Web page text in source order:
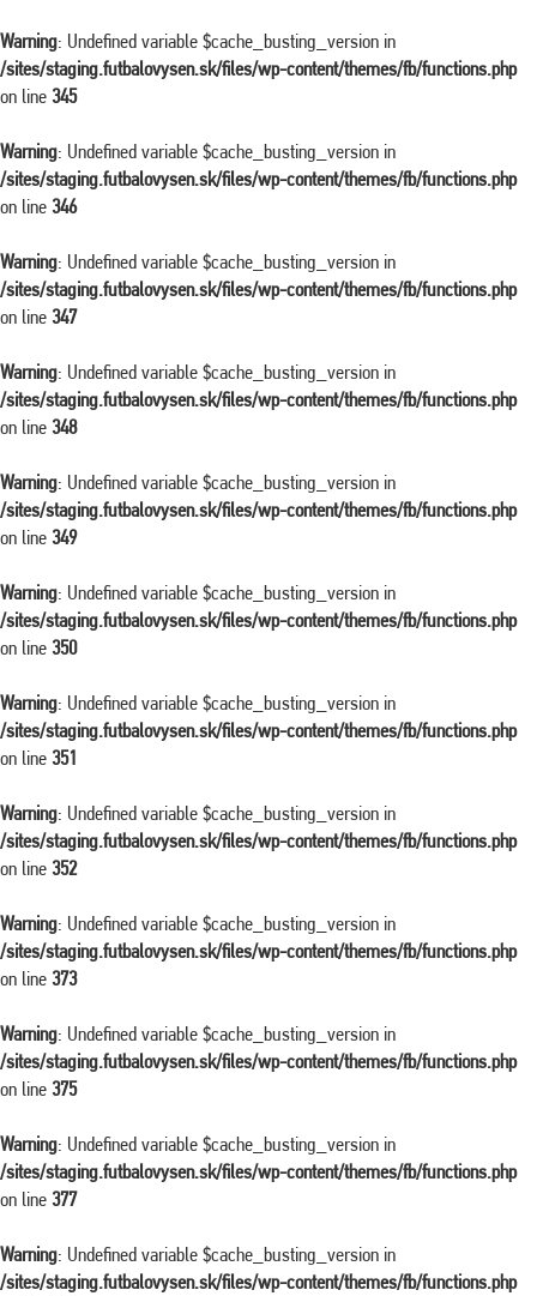
Warning: Undefined variable $cache_busting_version in
/sites/staging.futbalovysen.sk/files/wp-content/themes/fb/functions.php
on line 345
Warning: Undefined variable $cache_busting_version in
/sites/staging.futbalovysen.sk/files/wp-content/themes/fb/functions.php
on line 346
Warning: Undefined variable $cache_busting_version in
/sites/staging.futbalovysen.sk/files/wp-content/themes/fb/functions.php
on line 347
Warning: Undefined variable $cache_busting_version in
/sites/staging.futbalovysen.sk/files/wp-content/themes/fb/functions.php
on line 348
Warning: Undefined variable $cache_busting_version in
/sites/staging.futbalovysen.sk/files/wp-content/themes/fb/functions.php
on line 349
Warning: Undefined variable $cache_busting_version in
/sites/staging.futbalovysen.sk/files/wp-content/themes/fb/functions.php
on line 350
Warning: Undefined variable $cache_busting_version in
/sites/staging.futbalovysen.sk/files/wp-content/themes/fb/functions.php
on line 351
Warning: Undefined variable $cache_busting_version in
/sites/staging.futbalovysen.sk/files/wp-content/themes/fb/functions.php
on line 352
Warning: Undefined variable $cache_busting_version in
/sites/staging.futbalovysen.sk/files/wp-content/themes/fb/functions.php
on line 373
Warning: Undefined variable $cache_busting_version in
/sites/staging.futbalovysen.sk/files/wp-content/themes/fb/functions.php
on line 375
Warning: Undefined variable $cache_busting_version in
/sites/staging.futbalovysen.sk/files/wp-content/themes/fb/functions.php
on line 377
Warning: Undefined variable $cache_busting_version in
/sites/staging.futbalovysen.sk/files/wp-content/themes/fb/functions.php